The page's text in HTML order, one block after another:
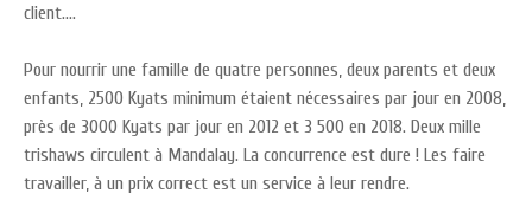
client….
Pour nourrir une famille de quatre personnes, deux parents et deux
enfants, 2500 Kyats minimum étaient nécessaires par jour en 2008,
près de 3000 Kyats par jour en 2012 et 3 500 en 2018. Deux mille
trishaws circulent à Mandalay. La concurrence est dure ! Les faire
travailler, à un prix correct est un service à leur rendre.